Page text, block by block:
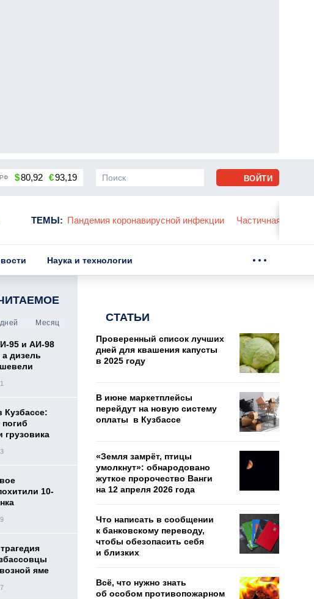
$80,92 €93,19
ТЕМЫ:
Кузбасса Пандемия коронавирусной инфекции Частичная
ВОЙТИ
Наука и технологии
Месяц
95 и АИ-98
дизель
Кузбассе:
грузовика
10-
яме
СТАТЬИ
Проверенный список лучших
дней для квашения капусты
в 2025 году
В июне маркетплейсы
перейдут на новую систему
оплаты в Кузбассе
«Земля замрёт, птицы
умолкнут»: обнародовано
жуткое пророчество Ванги
на 12 апреля 2026 года
Что написать в сообщении
к банковскому переводу,
чтобы обезопасить себя
и близких
Всё, что нужно знать
об особом противопожарном